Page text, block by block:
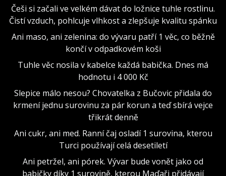
Češi si začali ve velkém dávat do ložnice tuhle rostlinu.
Čistí vzduch, pohlcuje vlhkost a zlepšuje kvalitu spánku
Ani maso, ani zelenina: do vývaru patří 1 věc, co běžně
končí v odpadkovém koši
Tuhle věc nosila v kabelce každá babička. Dnes má
hodnotu i 4 000 Kč
Slepice málo nesou? Chovatelka z Bučovic přidala do
krmení jednu surovinu za pár korun a teď sbírá vejce
třikrát denně
Ani cukr, ani med. Ranní čaj osladí 1 surovina, kterou
Turci používají celá desetiletí
Ani petržel, ani pórek. Vývar bude vonět jako od
babičky díky 1 surovině, kterou Maďaři přidávají